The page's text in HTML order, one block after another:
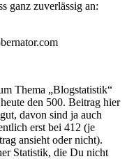
ganz zuverlässig an:
Thema „Blogstatistik“
den 500. Beitrag hier
davon sind ja auch
erst bei 412 (je
ansieht oder nicht).
Statistik, die Du nicht